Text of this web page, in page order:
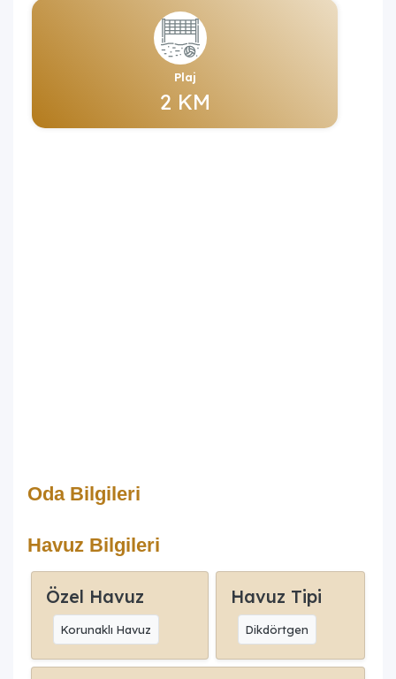
Plaj
2 KM
Oda Bilgileri
Havuz Bilgileri
Özel Havuz
Korunaklı Havuz
Havuz Tipi
Dikdörtgen